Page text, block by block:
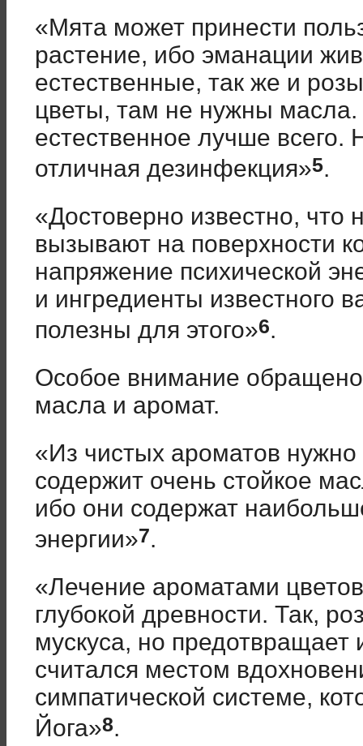
«Мята может принести
растение, ибо эманации
естественные, так же и
цветы, там не нужны
естественное лучше
отличная дезинфекция»5.
«Достоверно известно, что
вызывают на поверхности
напряжение психической
и ингредиенты известного
полезны для этого»6.
Особое внимание
масла и аромат.
«Из чистых ароматов нужно
содержит очень стойкое
ибо они содержат
энергии»7.
«Лечение ароматами
глубокой древности. Так,
мускуса, но
считался местом
симпатической системе,
Йога»8.